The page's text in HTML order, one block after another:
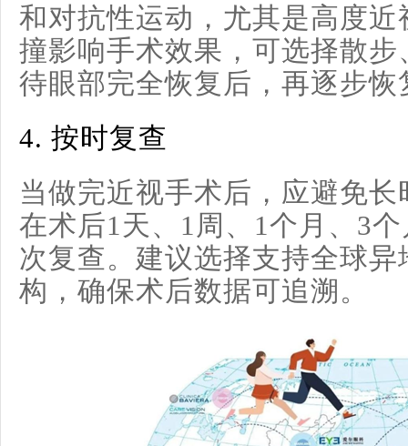
和对抗性运动，尤其是高度
撞影响手术效果，可选择散
待眼部完全恢复后，再逐步恢
4. 按时复查
当做完近视手术后，应避免
在术后1天、1周、1个月、3
次复查。建议选择支持全球
构，确保术后数据可追溯。